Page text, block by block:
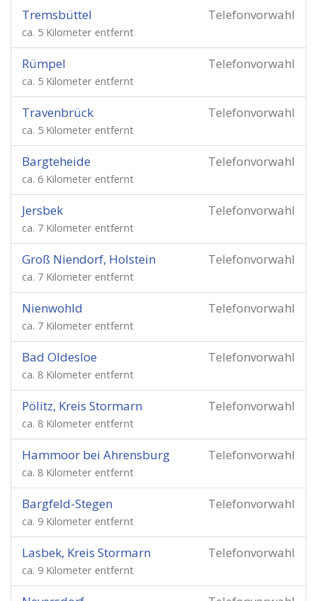
Telefonvorwahl
Tremsbüttel
ca. 5 Kilometer entfernt
Telefonvorwahl
Rümpel
ca. 5 Kilometer entfernt
Telefonvorwahl
Travenbrück
ca. 5 Kilometer entfernt
Telefonvorwahl
Bargteheide
ca. 6 Kilometer entfernt
Telefonvorwahl
Jersbek
ca. 7 Kilometer entfernt
Telefonvorwahl
Groß Niendorf, Holstein
ca. 7 Kilometer entfernt
Telefonvorwahl
Nienwohld
ca. 7 Kilometer entfernt
Telefonvorwahl
Bad Oldesloe
ca. 8 Kilometer entfernt
Telefonvorwahl
Pölitz, Kreis Stormarn
ca. 8 Kilometer entfernt
Telefonvorwahl
Hammoor bei Ahrensburg
ca. 8 Kilometer entfernt
Telefonvorwahl
Bargfeld-Stegen
ca. 9 Kilometer entfernt
Telefonvorwahl
Lasbek, Kreis Stormarn
ca. 9 Kilometer entfernt